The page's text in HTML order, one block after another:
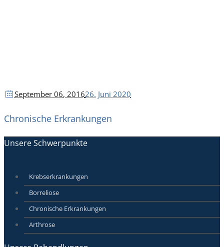
September 06, 201626. Juni 2020
Chronische Erkrankungen
Unsere Schwerpunkte
Krebserkrankungen
Borreliose
Chronische Erkrankungen
Arthrose